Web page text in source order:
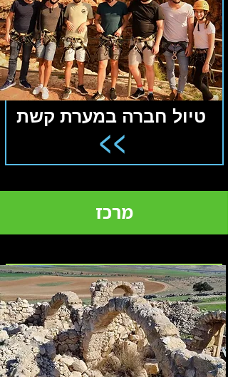
טיול חברה במערת קשת
<<
מרכז